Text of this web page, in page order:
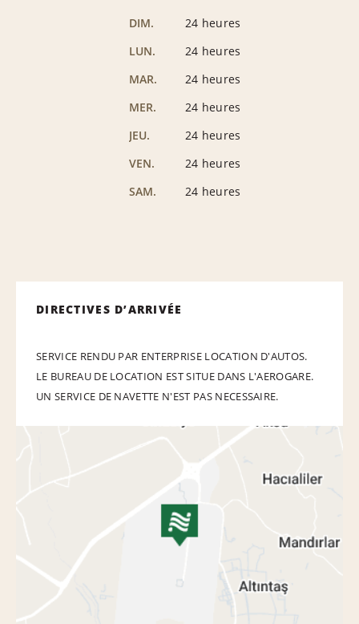
DIM.
24 heures
LUN.
24 heures
MAR.
24 heures
MER.
24 heures
JEU.
24 heures
VEN.
24 heures
SAM.
24 heures
DIRECTIVES D’ARRIVÉE
SERVICE RENDU PAR ENTERPRISE LOCATION D'AUTOS.
LE BUREAU DE LOCATION EST SITUE DANS L'AEROGARE.
UN SERVICE DE NAVETTE N'EST PAS NECESSAIRE.